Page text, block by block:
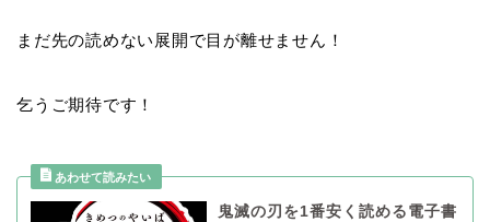
まだ先の読めない展開で目が離せません！
乞うご期待です！
鬼滅の刃を1番安く読める電子書